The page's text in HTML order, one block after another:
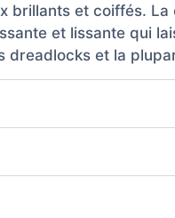
brillants et coiffés.
et lissante qui
dreadlocks et la